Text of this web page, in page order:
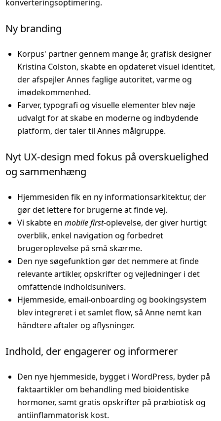
konverteringsoptimering.
Ny branding
Korpus' partner gennem mange år, grafisk designer
Kristina Colston, skabte en opdateret visuel identitet,
der afspejler Annes faglige autoritet, varme og
imødekommenhed.
Farver, typografi og visuelle elementer blev nøje
udvalgt for at skabe en moderne og indbydende
platform, der taler til Annes målgruppe.
Nyt UX-design med fokus på over­skuelighed
og sammenhæng
Hjemmesiden fik en ny informationsarkitektur, der
gør det lettere for brugerne at finde vej.
Vi skabte enmobile first-oplevelse, der giver hurtigt
overblik, enkel navigation og forbedret
brugeroplevelse på små skærme.
Den nye søgefunktion gør det nemmere at finde
relevante artikler, opskrifter og vejledninger i det
omfattende indholdsunivers.
Hjemmeside, email-onboarding og bookingsystem
blev integreret i et samlet flow, så Anne nemt kan
håndtere aftaler og aflysninger.
Indhold, der engagerer og informerer
Den nye hjemmeside, bygget i WordPress, byder på
faktaartikler om behandling med bioidentiske
hormoner, samt gratis opskrifter på præbiotisk og
antiinflammatorisk kost.